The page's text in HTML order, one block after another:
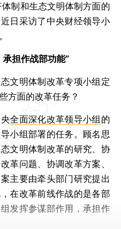
制和生态文明体制方面的
日采访了中央财经领导小
担作战部功能”
明体制改革专项小组定
方面的改革任务？
全面深化改革领导小组的
小组部署的任务。顾名思
文明体制改革的研究、协
革问题、协调改革方案、
主要由牵头部门研究提出
在改革前线作战的是各部
发挥参谋部作用，承担作